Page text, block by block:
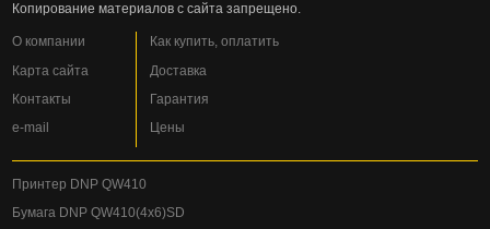
Копирование материалов с сайта запрещено.
О компании
Карта сайта
Контакты
e-mail
Как купить, оплатить
Доставка
Гарантия
Цены
Принтер DNP QW410
Бумага DNP QW410(4x6)SD